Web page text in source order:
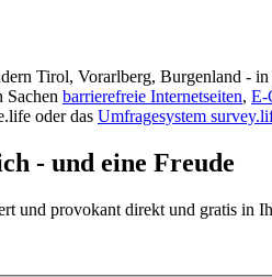
Tirol, Vorarlberg, Burgenland -
Sachen barrierefreie Internetseiten, E-
oder das Umfragesystem
- und eine Freude
und provokant direkt und gratis in